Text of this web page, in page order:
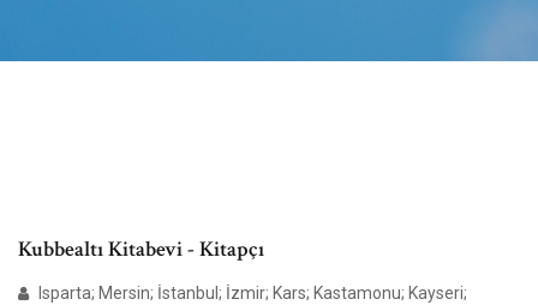
Kubbealtı Kitabevi - Kitapçı
Isparta; Mersin; İstanbul; İzmir; Kars; Kastamonu; Kayseri;